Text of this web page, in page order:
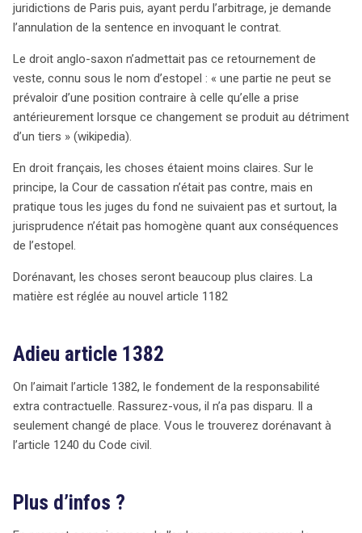
juridictions de Paris puis, ayant perdu l’arbitrage, je demande
l’annulation de la sentence en invoquant le contrat.
Le droit anglo-saxon n’admettait pas ce retournement de
veste, connu sous le nom d’estopel : « une partie ne peut se
prévaloir d’une position contraire à celle qu’elle a prise
antérieurement lorsque ce changement se produit au détriment
d’un tiers » (wikipedia).
En droit français, les choses étaient moins claires. Sur le
principe, la Cour de cassation n’était pas contre, mais en
pratique tous les juges du fond ne suivaient pas et surtout, la
jurisprudence n’était pas homogène quant aux conséquences
de l’estopel.
Dorénavant, les choses seront beaucoup plus claires. La
matière est réglée au nouvel article 1182
Adieu article 1382
On l’aimait l’article 1382, le fondement de la responsabilité
extra contractuelle. Rassurez-vous, il n’a pas disparu. Il a
seulement changé de place. Vous le trouverez dorénavant à
l’article 1240 du Code civil.
Plus d’infos ?